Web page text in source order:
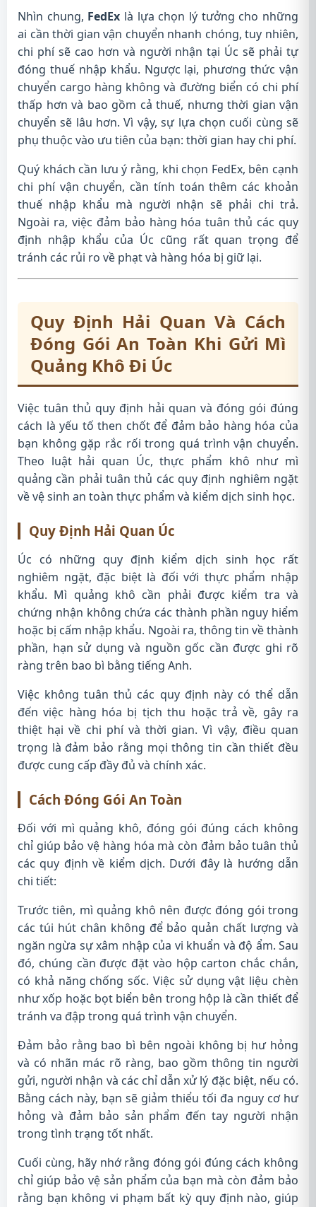
Nhìn chung, FedEx là lựa chọn lý tưởng cho những
ai cần thời gian vận chuyển nhanh chóng, tuy nhiên,
chi phí sẽ cao hơn và người nhận tại Úc sẽ phải tự
đóng thuế nhập khẩu. Ngược lại, phương thức vận
chuyển cargo hàng không và đường biển có chi phí
thấp hơn và bao gồm cả thuế, nhưng thời gian vận
chuyển sẽ lâu hơn. Vì vậy, sự lựa chọn cuối cùng sẽ
phụ thuộc vào ưu tiên của bạn: thời gian hay chi phí.
Quý khách cần lưu ý rằng, khi chọn FedEx, bên cạnh
chi phí vận chuyển, cần tính toán thêm các khoản
thuế nhập khẩu mà người nhận sẽ phải chi trả.
Ngoài ra, việc đảm bảo hàng hóa tuân thủ các quy
định nhập khẩu của Úc cũng rất quan trọng để
tránh các rủi ro về phạt và hàng hóa bị giữ lại.
Quy Định Hải Quan Và Cách
Đóng Gói An Toàn Khi Gửi Mì
Quảng Khô Đi Úc
Việc tuân thủ quy định hải quan và đóng gói đúng
cách là yếu tố then chốt để đảm bảo hàng hóa của
bạn không gặp rắc rối trong quá trình vận chuyển.
Theo luật hải quan Úc, thực phẩm khô như mì
quảng cần phải tuân thủ các quy định nghiêm ngặt
về vệ sinh an toàn thực phẩm và kiểm dịch sinh học.
Quy Định Hải Quan Úc
Úc có những quy định kiểm dịch sinh học rất
nghiêm ngặt, đặc biệt là đối với thực phẩm nhập
khẩu. Mì quảng khô cần phải được kiểm tra và
chứng nhận không chứa các thành phần nguy hiểm
hoặc bị cấm nhập khẩu. Ngoài ra, thông tin về thành
phần, hạn sử dụng và nguồn gốc cần được ghi rõ
ràng trên bao bì bằng tiếng Anh.
Việc không tuân thủ các quy định này có thể dẫn
đến việc hàng hóa bị tịch thu hoặc trả về, gây ra
thiệt hại về chi phí và thời gian. Vì vậy, điều quan
trọng là đảm bảo rằng mọi thông tin cần thiết đều
được cung cấp đầy đủ và chính xác.
Cách Đóng Gói An Toàn
Đối với mì quảng khô, đóng gói đúng cách không
chỉ giúp bảo vệ hàng hóa mà còn đảm bảo tuân thủ
các quy định về kiểm dịch. Dưới đây là hướng dẫn
chi tiết:
Trước tiên, mì quảng khô nên được đóng gói trong
các túi hút chân không để bảo quản chất lượng và
ngăn ngừa sự xâm nhập của vi khuẩn và độ ẩm. Sau
đó, chúng cần được đặt vào hộp carton chắc chắn,
có khả năng chống sốc. Việc sử dụng vật liệu chèn
như xốp hoặc bọt biển bên trong hộp là cần thiết để
tránh va đập trong quá trình vận chuyển.
Đảm bảo rằng bao bì bên ngoài không bị hư hỏng
và có nhãn mác rõ ràng, bao gồm thông tin người
gửi, người nhận và các chỉ dẫn xử lý đặc biệt, nếu có.
Bằng cách này, bạn sẽ giảm thiểu tối đa nguy cơ hư
hỏng và đảm bảo sản phẩm đến tay người nhận
trong tình trạng tốt nhất.
Cuối cùng, hãy nhớ rằng đóng gói đúng cách không
chỉ giúp bảo vệ sản phẩm của bạn mà còn đảm bảo
rằng bạn không vi phạm bất kỳ quy định nào, giúp